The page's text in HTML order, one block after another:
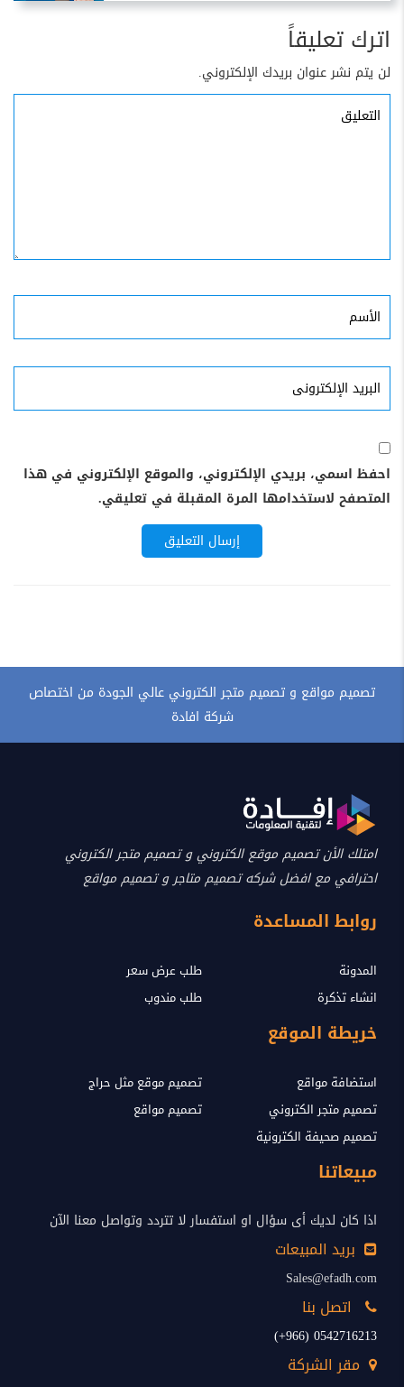
اترك تعليقاً
لن يتم نشر عنوان بريدك الإلكتروني.
التعليق
الأسم
البريد
الإلكترونى
احفظ اسمي، بريدي الإلكتروني، والموقع الإلكتروني في هذا
المتصفح لاستخدامها المرة المقبلة في تعليقي.
تصميم مواقع و تصميم متجر الكتروني عالي الجودة من اختصاص
شركة افادة
امتلك الأن تصميم موقع الكتروني و تصميم متجر الكتروني
احترافي مع افضل شركه تصميم متاجر و تصميم مواقع
روابط المساعدة
المدونة
طلب عرض سعر
انشاء تذكرة
طلب مندوب
خريطة الموقع
استضافة مواقع
تصميم موقع مثل حراج
تصميم متجر الكتروني
تصميم مواقع
تصميم صحيفة الكترونية
مبيعاتنا
اذا كان لديك أى سؤال او استفسار لا تتردد وتواصل معنا الآن
بريد المبيعات
Sales@efadh.com
اتصل بنا
0542716213 (966+)
مقر الشركة